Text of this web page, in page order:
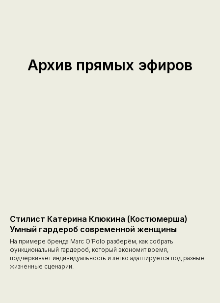
Архив прямых эфиров
Стилист Катерина Клюкина (Костюмерша)
Умный гардероб современной женщины
На примере бренда Marc O’Polo разберём, как собрать
функциональный гардероб, который экономит время,
подчёркивает индивидуальность и легко адаптируется под разные
жизненные сценарии.